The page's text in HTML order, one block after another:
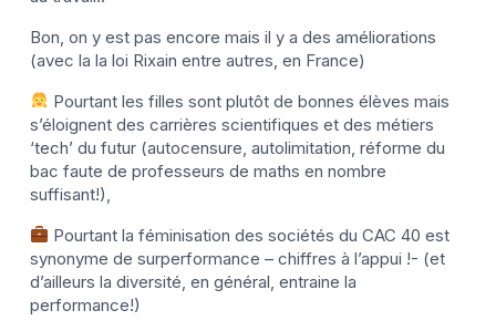
Bon, on y est pas encore mais il y a des améliorations
(avec la la loi Rixain entre autres, en France)
Pourtant les filles sont plutôt de bonnes élèves mais
s’éloignent des carrières scientifiques et des métiers
‘tech’ du futur (autocensure, autolimitation, réforme du
bac faute de professeurs de maths en nombre
suffisant!),
Pourtant la féminisation des sociétés du CAC 40 est
synonyme de surperformance – chiffres à l’appui !- (et
d’ailleurs la diversité, en général, entraine la
performance!)